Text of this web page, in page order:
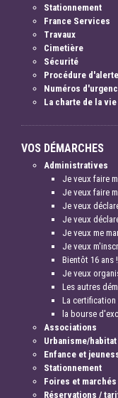
Stationnement
France Services
Travaux
Cimetière
Sécurité
Procédure
Numéros
La charte de la
VOS DÉMARCHES
Administratives
Je veux faire
Je veux faire
Je veux
Je veux
Je veux me
Je veux
Bientôt 16 ans
Je veux
Les autres
La
la bourse
Associations
Urbanisme/habitat
Enfance et
Stationnement
Foires et marchés
Réservations /